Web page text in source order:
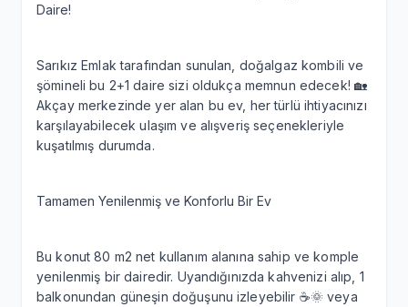
Daire!
Sarıkız Emlak tarafından sunulan, doğalgaz kombili ve
şömineli bu 2+1 daire sizi oldukça memnun edecek! 🏡
Akçay merkezinde yer alan bu ev, her türlü ihtiyacınızı
karşılayabilecek ulaşım ve alışveriş seçenekleriyle
kuşatılmış durumda.
Tamamen Yenilenmiş ve Konforlu Bir Ev
Bu konut 80 m2 net kullanım alanına sahip ve komple
yenilenmiş bir dairedir. Uyandığınızda kahvenizi alıp, 1
balkonundan güneşin doğuşunu izleyebilir ☕️🌞 veya